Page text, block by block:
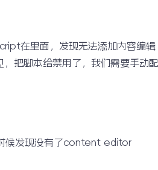
在里面，发现无法添加内容编辑
把脚本给禁用了，我们需要手动配
发现没有了content editor